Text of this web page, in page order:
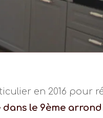
en 2016 pour
le 9ème